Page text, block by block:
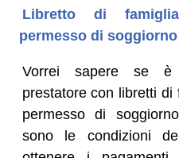
Libretto di
permesso di
Vorrei sapere se è
prestatore con libretti
permesso di
sono le condizioni